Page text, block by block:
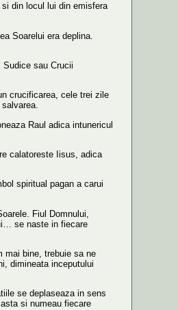
din locul lui din emisfera
Soarelui era deplina.
sau Crucii
crucificarea, cele trei zile
Raul adica intunericul
calatoreste Iisus, adica
spiritual pagan a carui
Fiul Domnului,
se naste in fiecare
mai bine, trebuie sa ne
dimineata inceputului
se deplaseaza in sens
si numeau fiecare